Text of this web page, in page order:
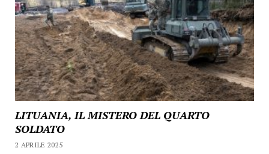
LITUANIA, IL MISTERO DEL QUARTO
SOLDATO
2 APRILE 2025